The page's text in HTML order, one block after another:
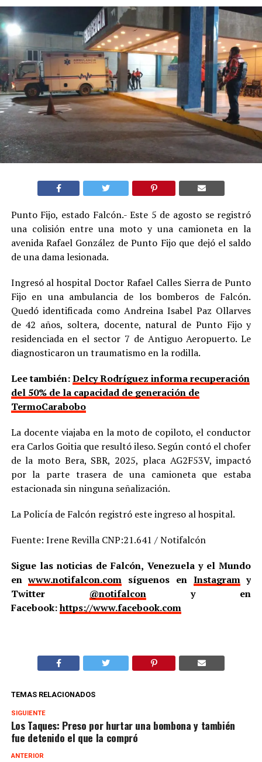
Punto Fijo, estado Falcón.- Este 5 de agosto se registró
una colisión entre una moto y una camioneta en la
avenida Rafael González de Punto Fijo que dejó el saldo
de una dama lesionada.
Ingresó al hospital Doctor Rafael Calles Sierra de Punto
Fijo en una ambulancia de los bomberos de Falcón.
Quedó identificada como Andreina Isabel Paz Ollarves
de 42 años, soltera, docente, natural de Punto Fijo y
residenciada en el sector 7 de Antiguo Aeropuerto. Le
diagnosticaron un traumatismo en la rodilla.
Lee también:Delcy Rodríguez informa recuperación
del 50% de la capacidad de generación de
TermoCarabobo
La docente viajaba en la moto de copiloto, el conductor
era Carlos Goitia que resultó ileso. Según contó el chofer
de la moto Bera, SBR, 2025, placa AG2F53V, impactó
por la parte trasera de una camioneta que estaba
estacionada sin ninguna señalización.
La Policía de Falcón registró este ingreso al hospital.
Fuente: Irene Revilla CNP:21.641 / Notifalcón
Sigue las noticias de Falcón, Venezuela y el Mundo
enwww.notifalcon.com síguenos en Instagramy
Twitter @notifalcony en
Facebook:https://www.facebook.com
TEMAS RELACIONADOS
SIGUIENTE
Los Taques: Preso por hurtar una bombona y también
fue detenido el que la compró
ANTERIOR